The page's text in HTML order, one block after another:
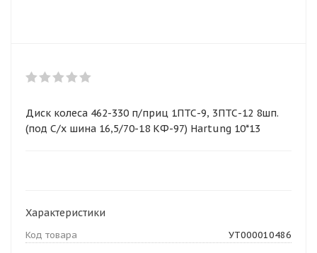
Диск колеса 462-330 п/приц 1ПТС-9, 3ПТС-12 8шп.
(под С/х шина 16,5/70-18 КФ-97) Hartung 10*13
Характеристики
Код товара УТ000010486